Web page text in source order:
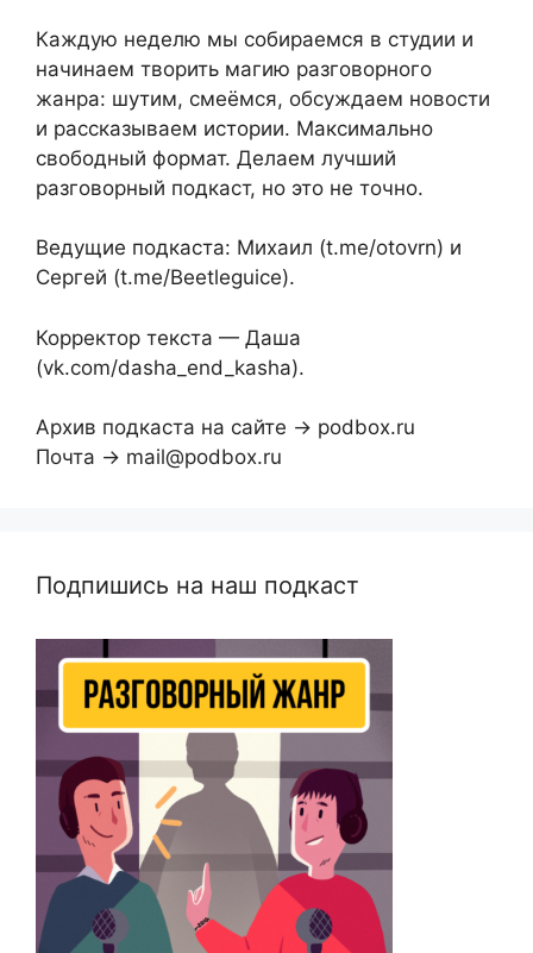
Каждую неделю мы собираемся в студии и
начинаем творить магию разговорного
жанра: шутим, смеёмся, обсуждаем новости
и рассказываем истории. Максимально
свободный формат. Делаем лучший
разговорный подкаст, но это не точно.
Ведущие подкаста: Михаил (t.me/otovrn) и
Сергей (t.me/Beetleguice).
Корректор текста — Даша
(vk.com/dasha_end_kasha).
Архив подкаста на сайте → podbox.ru
Почта → mail@podbox.ru
Подпишись на наш подкаст